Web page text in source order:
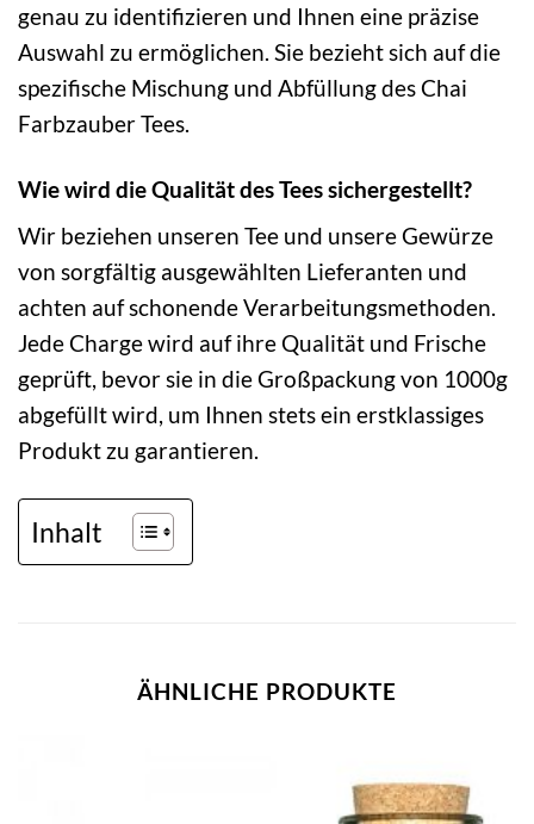
genau zu identifizieren und Ihnen eine präzise
Auswahl zu ermöglichen. Sie bezieht sich auf die
spezifische Mischung und Abfüllung des Chai
Farbzauber Tees.
Wie wird die Qualität des Tees sichergestellt?
Wir beziehen unseren Tee und unsere Gewürze
von sorgfältig ausgewählten Lieferanten und
achten auf schonende Verarbeitungsmethoden.
Jede Charge wird auf ihre Qualität und Frische
geprüft, bevor sie in die Großpackung von 1000g
abgefüllt wird, um Ihnen stets ein erstklassiges
Produkt zu garantieren.
Inhalt
ÄHNLICHE PRODUKTE